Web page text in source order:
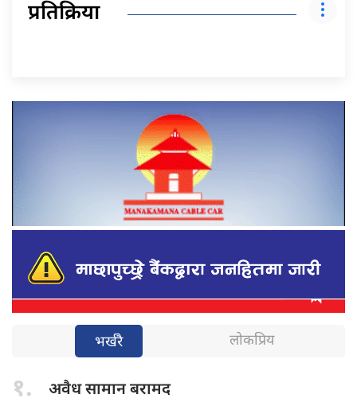
प्रतिक्रिया
भर्खरै लोकप्रिय
१. अवैध सामानबरामद